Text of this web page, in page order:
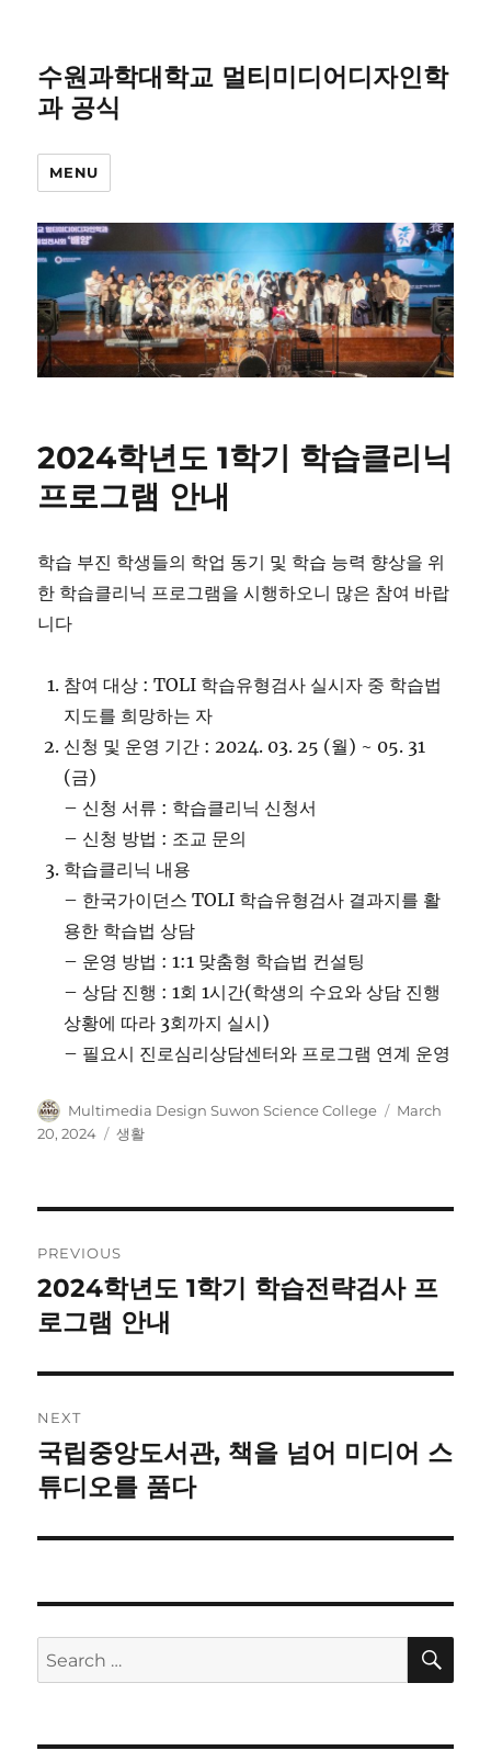
수원과학대학교 멀티미디어디자인학
과 공식
MENU
2024학년도 1학기 학습클리닉
프로그램 안내
학습 부진 학생들의 학업 동기 및 학습 능력 향상을 위
한 학습클리닉 프로그램을 시행하오니 많은 참여 바랍
니다
참여 대상 : TOLI 학습유형검사 실시자 중 학습법
지도를 희망하는 자
신청 및 운영 기간 : 2024. 03. 25 (월) ~ 05. 31
(금)
– 신청 서류 : 학습클리닉 신청서
– 신청 방법 : 조교 문의
학습클리닉 내용
– 한국가이던스 TOLI 학습유형검사 결과지를 활
용한 학습법 상담
– 운영 방법 : 1:1 맞춤형 학습법 컨설팅
– 상담 진행 : 1회 1시간(학생의 수요와 상담 진행
상황에 따라 3회까지 실시)
– 필요시 진로심리상담센터와 프로그램 연계 운영
Author
Multimedia Design Suwon Science College
Posted
March
20, 2024
Categories
생활
navigation
PREVIOUS
Previous
post:
2024학년도 1학기 학습전략검사 프
로그램 안내
NEXT
Next
post:
국립중앙도서관, 책을 넘어 미디어 스
튜디오를 품다
Search
for: